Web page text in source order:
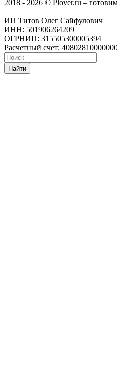
2018 - 2026 © Plover.ru –
ИП Титов Олег Сайфулович
ИНН: 501906264209
ОГРНИП: 315505300005394
Расчетный счет:
Найти